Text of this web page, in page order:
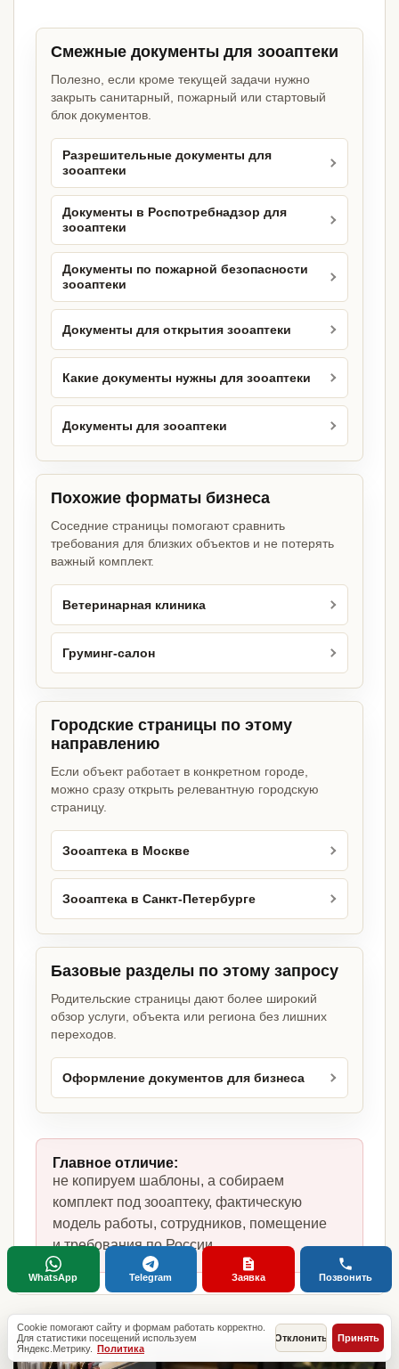
Смежные документы для зооаптеки
Полезно, если кроме текущей задачи нужно
закрыть санитарный, пожарный или стартовый
блок документов.
Разрешительные документы для
зооаптеки
Документы в Роспотребнадзор для
зооаптеки
Документы по пожарной безопасности
зооаптеки
Документы для открытия зооаптеки
Какие документы нужны для зооаптеки
Документы для зооаптеки
Похожие форматы бизнеса
Соседние страницы помогают сравнить
требования для близких объектов и не потерять
важный комплект.
Ветеринарная клиника
Груминг-салон
Городские страницы по этому
направлению
Если объект работает в конкретном городе,
можно сразу открыть релевантную городскую
страницу.
Зооаптека в Москве
Зооаптека в Санкт-Петербурге
Базовые разделы по этому запросу
Родительские страницы дают более широкий
обзор услуги, объекта или региона без лишних
переходов.
Оформление документов для бизнеса
Главное отличие:
не копируем шаблоны, а собираем
комплект под зооаптеку, фактическую
модель работы, сотрудников, помещение
и требования по России.
Cookie помогают сайту и формам работать корректно.
Для статистики посещений используем
Яндекс.Метрику. Политика
Отклонить Принять
WhatsApp Telegram Заявка Позвонить